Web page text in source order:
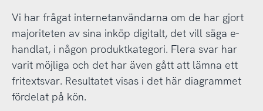
Vi har frågat internetanvändarna om de har gjort
majoriteten av sina inköp digitalt, det vill säga e-
handlat, i någon produktkategori. Flera svar har
varit möjliga och det har även gått att lämna ett
fritextsvar. Resultatet visas i det här diagrammet
fördelat på kön.